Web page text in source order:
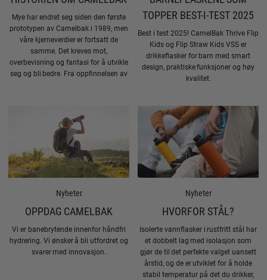
Mye har endret seg siden den første
prototypen av Camelbak i 1989, men
våre kjerneverdier er fortsatt de
samme. Det kreves mot,
overbevisning og fantasi for å utvikle
seg og bli bedre. Fra oppfinnelsen av
drikkesystemer.
TOPPER BEST-I-TEST 2025
Best i test 2025! CamelBak Thrive Flip
Kids og Flip Straw Kids VSS er
drikkeflasker for barn med smart
design, praktiske funksjoner og høy
kvalitet.
Nyheter
OPPDAG CAMELBAK
Vi er banebrytende innenfor håndfri
hydrering. Vi ønsker å bli utfordret og
svarer med innovasjon.
Nyheter
HVORFOR STÅL?
Isolerte vannflasker i rustfritt stål har
et dobbelt lag med isolasjon som
gjør de til det perfekte valget uansett
årstid, og de er utviklet for å holde
stabil temperatur på det du drikker,